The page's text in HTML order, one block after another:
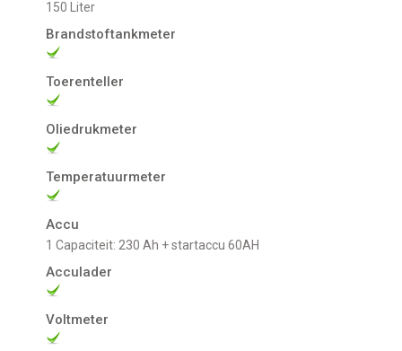
150 Liter
Brandstoftankmeter
Toerenteller
Oliedrukmeter
Temperatuurmeter
Accu
1 Capaciteit: 230 Ah + startaccu 60AH
Acculader
Voltmeter